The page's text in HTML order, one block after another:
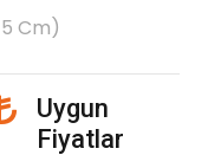
Cm)
icon
Uygun
Fiyatlar